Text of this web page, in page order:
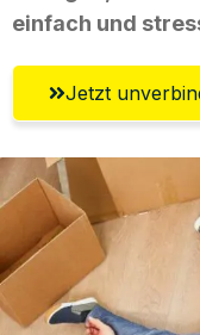
einfach und
Jetzt